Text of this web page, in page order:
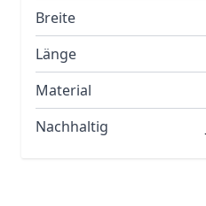
Breite
Länge
Material
Nachhaltig